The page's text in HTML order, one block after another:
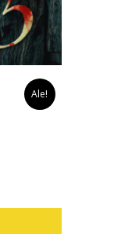
Ale!